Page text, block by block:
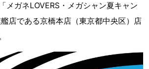
メガネLOVERS・メガシャン夏キャン
店である京橋本店（東京都中央区）店